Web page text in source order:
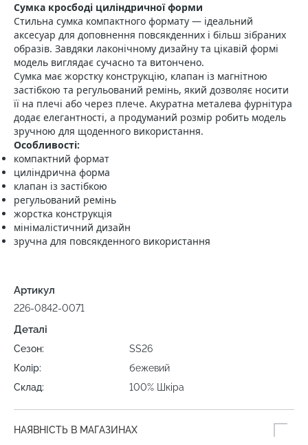
Сумка кросбоді циліндричної форми
Стильна сумка компактного формату — ідеальний
аксесуар для доповнення повсякденних і більш зібраних
образів. Завдяки лаконічному дизайну та цікавій формі
модель виглядає сучасно та витончено.
Сумка має жорстку конструкцію, клапан із магнітною
застібкою та регульований ремінь, який дозволяє носити
її на плечі або через плече. Акуратна металева фурнітура
додає елегантності, а продуманий розмір робить модель
зручною для щоденного використання.
Особливості:
компактний формат
циліндрична форма
клапан із застібкою
регульований ремінь
жорстка конструкція
мінімалістичний дизайн
зручна для повсякденного використання
Артикул
226-0842-0071
Деталі
Сезон:
SS26
Колір:
бежевий
Склад:
100% Шкіра
НАЯВНІСТЬ В МАГАЗИНАХ